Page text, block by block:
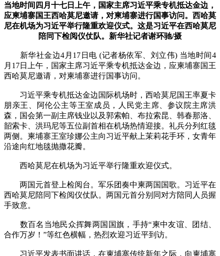
当地时间四月十七日上午，国家主席习近平乘专机抵达金边，
应柬埔寨国王西哈莫尼邀请，对柬埔寨进行国事访问。西哈莫
尼在机场为习近平举行隆重欢迎仪式。这是习近平在西哈莫尼
陪同下检阅仪仗队。新华社记者谢环驰/摄
新华社金边4月17日电 (记者杨依军、刘立伟) 当地时间4
月17日上午，国家主席习近平乘专机抵达金边，应柬埔寨国王
西哈莫尼邀请，对柬埔寨进行国事访问。
习近平乘专机抵达金边国际机场时，西哈莫尼国王率夏卡
朋亲王、阿伦公主等王室成员，人民党主席、参议院主席洪
森，国会第一副主席钱业以及郭索帕、布拉索昆、韩春那洛、
韶索卡、洪玛尼等五位副首相在机场热情迎接。礼兵分列红毯
两侧。柬埔寨王室珍娜公主向习近平献上茉莉花手环，女青年
沿途向红地毯抛撒花瓣。
西哈莫尼在机场为习近平举行隆重欢迎仪式。
两国元首登上检阅台。军乐团奏中柬两国国歌。习近平在
西哈莫尼陪同下检阅仪仗队。两国元首分别同对方陪同人员握
手致意。
数百名当地民众挥舞两国国旗，手持“柬中友谊、团结、
合作万岁！”等红色横幅，热烈欢迎习近平到访。
习近平发表书面讲话，在柬埔寨传统新年之际，向柬埔寨